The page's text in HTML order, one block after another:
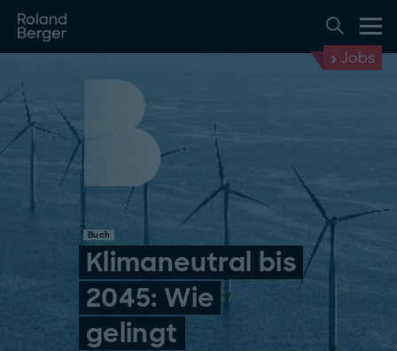
Jobs
Buch
Klimaneutral bis
2045: Wie
gelingt